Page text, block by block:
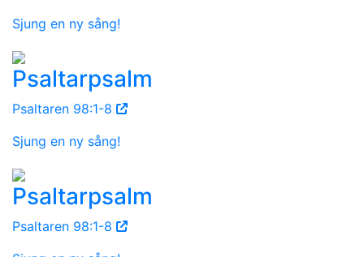
Sjung en ny sång!
Psaltarpsalm
Psaltaren 98:1-8
Sjung en ny sång!
Psaltarpsalm
Psaltaren 98:1-8